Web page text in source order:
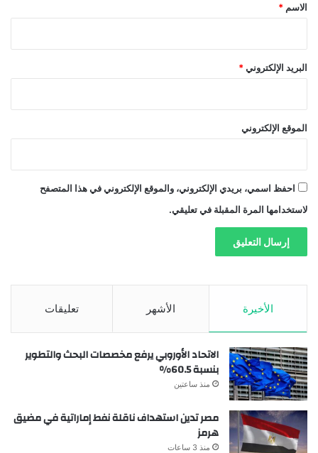
*
الاسم *
البريد الإلكتروني *
الموقع الإلكتروني
احفظ اسمي، بريدي الإلكتروني، والموقع الإلكتروني في هذا المتصفح
لاستخدامها المرة المقبلة في تعليقي.
الأخيرة الأشهر تعليقات
الاتحاد الأوروبي يرفع مخصصات البحث والتطوير
بنسبة 60.5%
منذ ساعتين
مصر تدين استهداف ناقلة نفط إماراتية في مضيق
هرمز
منذ 3 ساعات